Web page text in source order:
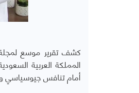
كشف تقرير موسع لمجلة
المملكة العربية
أمام تنافس جيوسياسي